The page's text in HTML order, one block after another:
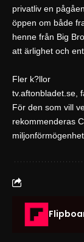
privatliv en
öppen om både
henne från Big
att ärlighet och
Fler k?llor
tv.aftonbladet.se
För den som vill
rekommenderas
miljonförmögenhet